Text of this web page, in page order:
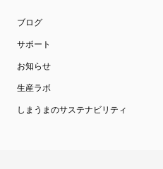
ブログ
サポート
お知らせ
生産ラボ
しまうまのサステナビリティ